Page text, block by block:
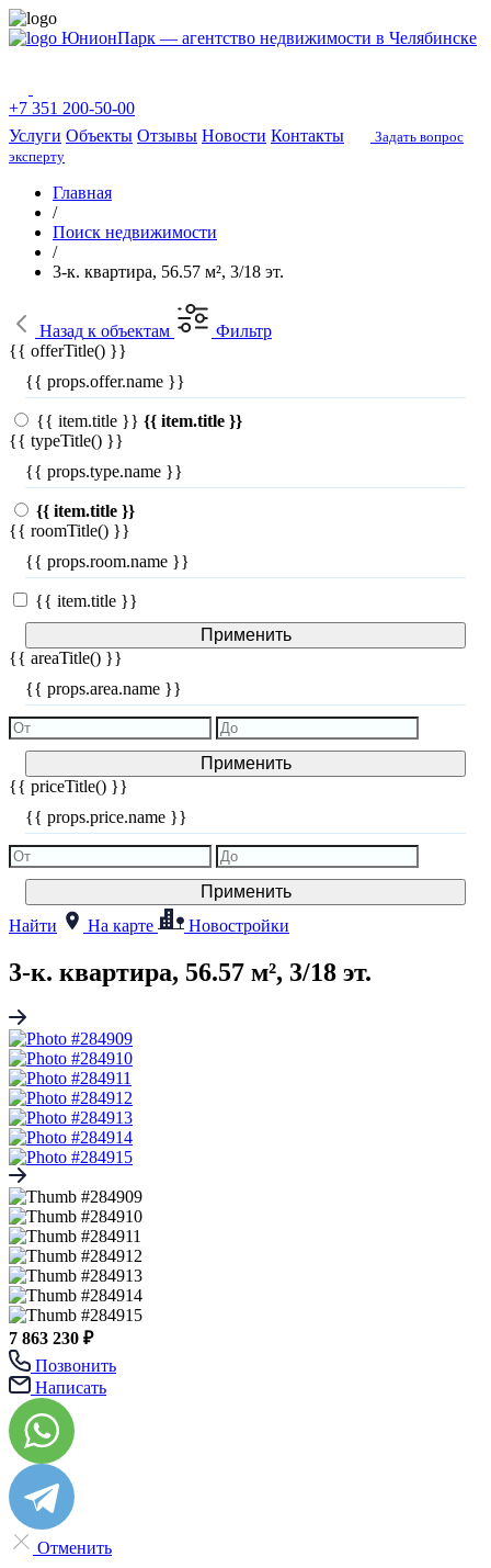
ЮнионПарк — агентство недвижимости в Челябинске
+7 351 200-50-00
Услуги Объекты Отзывы Новости Контакты
Задать вопрос
эксперту
Главная
/
Поиск недвижимости
/
3-к. квартира, 56.57 м², 3/18 эт.
Назад к объектам
Фильтр
{{ offerTitle() }}
{{ props.offer.name }}
{{ item.title }} {{ item.title }}
{{ typeTitle() }}
{{ props.type.name }}
{{ item.title }}
{{ roomTitle() }}
{{ props.room.name }}
{{ item.title }}
Применить
{{ areaTitle() }}
{{ props.area.name }}
Применить
{{ priceTitle() }}
{{ props.price.name }}
Применить
Найти
На карте Новостройки
3-к. квартира, 56.57 м², 3/18 эт.
7 863 230 ₽
Позвонить
Написать
Отменить